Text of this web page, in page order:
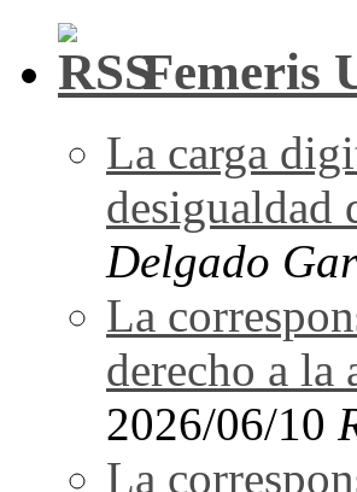
Femeris
La carga
desigualdad
Delgado
La
derecho a la
2026/06/10
La